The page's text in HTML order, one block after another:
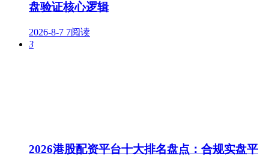
盘验证核心逻辑
2026-8-7 7阅读
3
2026港股配资平台十大排名盘点：合规实盘平